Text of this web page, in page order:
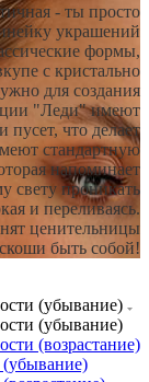
- ты просто
украшений
формы,
с кристально
для создания
"Леди" имеют
пусет, что делает
стандартную
напоминает
свету проникать
и переливаясь.
ценительницы
быть собой!
(убывание)
(убывание)
(возрастание)